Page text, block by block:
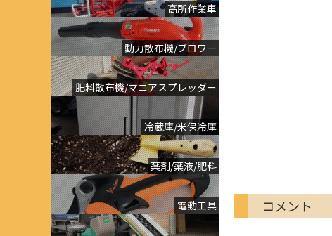
高所作業車
動力散布機/ブロワー
肥料散布機/マニアスプレッダー
冷蔵庫/米保冷庫
薬剤/薬液/肥料
電動工具 コメント